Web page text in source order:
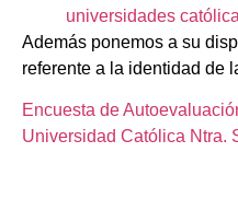
universidades
Además ponemos a su
referente a la identidad de
Encuesta de
Universidad Católica Ntra.